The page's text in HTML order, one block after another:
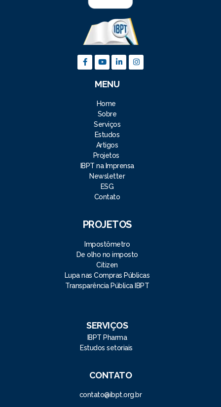
MENU
Home
Sobre
Serviços
Estudos
Artigos
Projetos
IBPT na Imprensa
Newsletter
ESG
Contato
PROJETOS
Impostômetro
De olho no imposto
Citizen
Lupa nas Compras Públicas
Transparência Pública IBPT
SERVIÇOS
IBPT Pharma
Estudos setoriais
CONTATO
contato@ibpt.org.br